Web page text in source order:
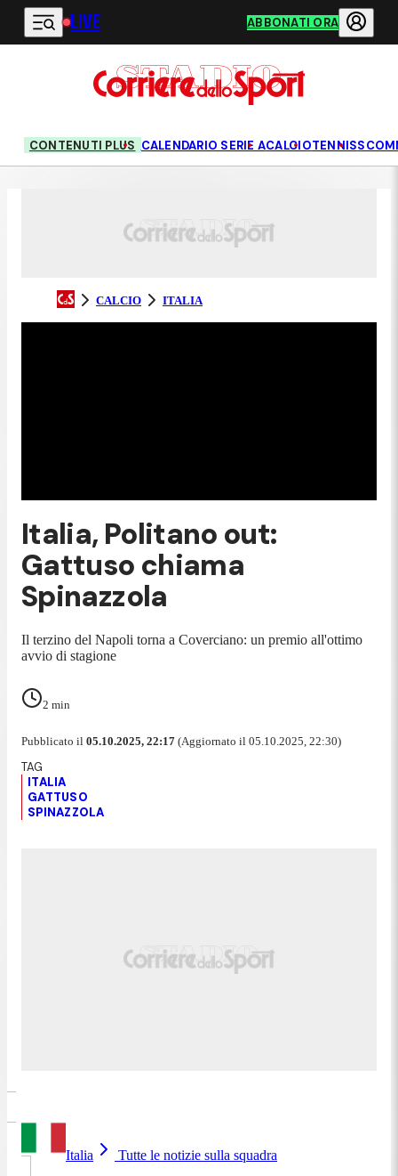
Vai al contenuto principale
LIVE ABBONATI ORA
CONTENUTI PLUS CALENDARIO SERIE ACALCIOTENNIS
CALCIO ITALIA
Italia, Politano out:
Gattuso chiama
Spinazzola
Il terzino del Napoli torna a Coverciano: un premio all'ottimo
avvio di stagione
2 min
Pubblicato il 05.10.2025, 22:17 (Aggiornato il 05.10.2025, 22:30)
ITALIA
GATTUSO
SPINAZZOLA
Italia Tutte le notizie sulla squadra